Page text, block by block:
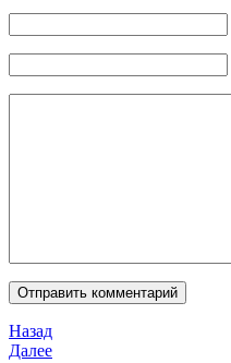
Назад
Далее